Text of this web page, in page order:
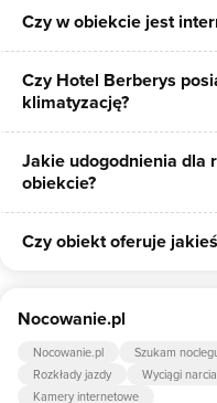
Tak, Hotel Berberys
miejsc.
Czy w obiekcie jest
Tak, Hotel Berberys
Czy Hotel Berberys
klimatyzację?
Tak, jednym z udogodnień
klimatyzacja.
Jakie udogodnienia dla
obiekcie?
Udogodnienia dla rodzin z
Czy obiekt oferuje
trampolina, huśtawka.
Nocowanie.pl
Nocowanie.pl Szukam
Rozkłady jazdy
Wyciągi
Kamery internetowe